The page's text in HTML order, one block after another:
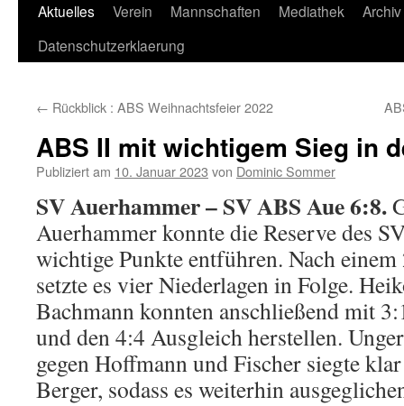
Springe
zum
Aktuelles Verein Mannschaften Mediathek
Archiv
Datenschutzerklaerung
← Rückblick : ABS Weihnachtsfeier 2022
ABS II mit wichtigem Sieg in
Publiziert am 10. Januar 2023 von Dominic Sommer
SV Auerhammer – SV ABS Aue 6:8.
Auerhammer konnte die Reserve des
wichtige Punkte entführen. Nach
setzte es vier Niederlagen in Folge.
Bachmann konnten anschließend mit
und den 4:4 Ausgleich herstellen.
gegen Hoffmann und Fischer siegte
Berger, sodass es weiterhin